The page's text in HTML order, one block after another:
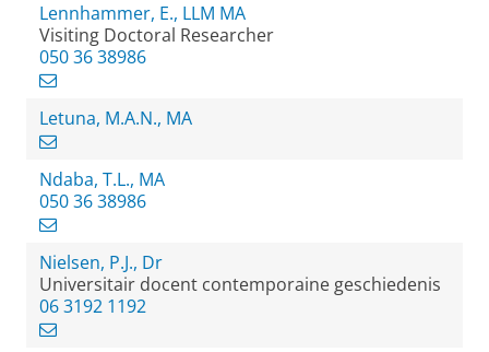
Lennhammer, E., LLM MA
Visiting Doctoral Researcher
050 36 38986
Letuna, M.A.N., MA
Ndaba, T.L., MA
050 36 38986
Nielsen, P.J., Dr
Universitair docent contemporaine geschiedenis
06 3192 1192